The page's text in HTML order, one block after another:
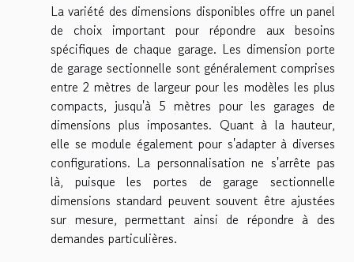
La variété des dimensions disponibles offre un panel
de choix important pour répondre aux besoins
spécifiques de chaque garage. Les dimension porte
de garage sectionnelle sont généralement comprises
entre 2 mètres de largeur pour les modèles les plus
compacts, jusqu'à 5 mètres pour les garages de
dimensions plus imposantes. Quant à la hauteur,
elle se module également pour s'adapter à diverses
configurations. La personnalisation ne s'arrête pas
là, puisque les portes de garage sectionnelle
dimensions standard peuvent souvent être ajustées
sur mesure, permettant ainsi de répondre à des
demandes particulières.